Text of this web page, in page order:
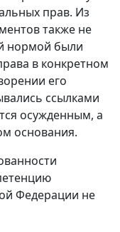
прав. Из
также не
нормой были
в конкретном
его
ссылками
осужденным, а
основания.
Федерации не